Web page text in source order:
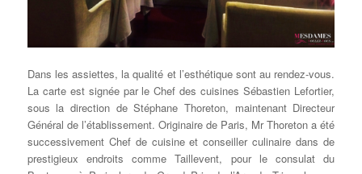
Dans les assiettes, la qualité et l’esthétique sont au rendez-vous.
La carte est signée par le Chef des cuisines Sébastien Lefortier,
sous la direction de Stéphane Thoreton, maintenant Directeur
Général de l’établissement. Originaire de Paris, Mr Thoreton a été
successivement Chef de cuisine et conseiller culinaire dans de
prestigieux endroits comme Taillevent, pour le consulat du